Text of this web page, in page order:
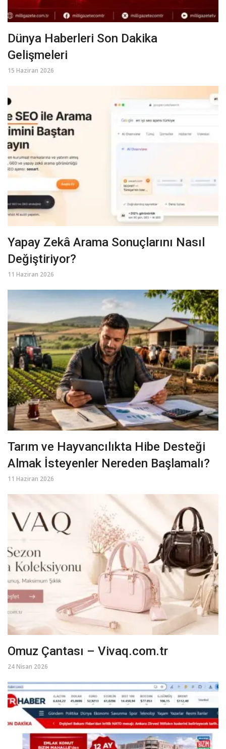
Dünya Haberleri Son Dakika
Gelişmeleri
15 Haziran 2026
Yapay Zekâ Arama Sonuçlarını Nasıl
Değiştiriyor?
11 Haziran 2026
Tarım ve Hayvancılıkta Hibe Desteği
Almak İsteyenler Nereden Başlamalı?
11 Haziran 2026
Omuz Çantası – Vivaq.com.tr
24 Nisan 2026